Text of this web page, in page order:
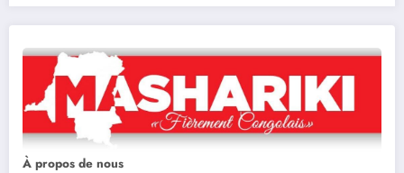
À propos de nous